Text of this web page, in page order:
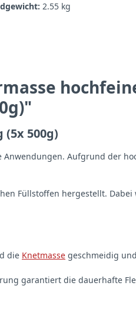
2.55 kg
500g)
Aufgrund der
Füllstoffen hergestellt.
die Knetmasse geschmeidig
garantiert die dauerhafte